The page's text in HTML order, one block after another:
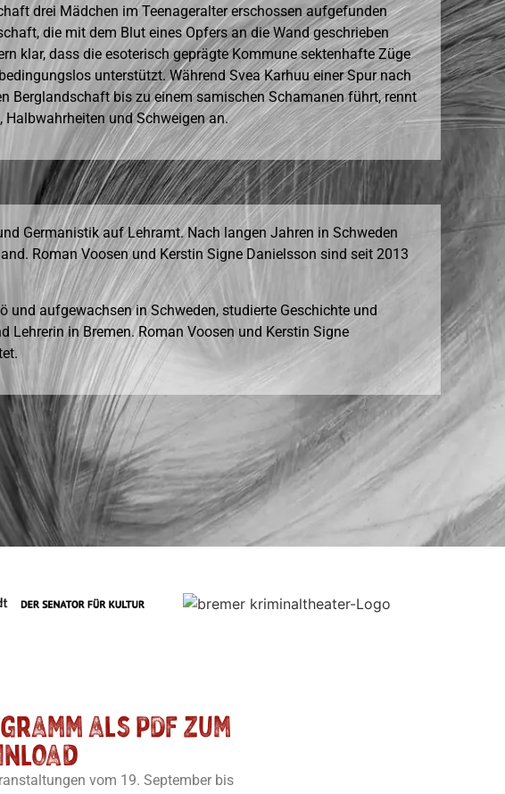
drei Mädchen im Teenageralter erschossen aufgefunden
die mit dem Blut eines Opfers an die Wand geschrieben
klar, dass die esoterisch geprägte Kommune sektenhafte Züge
unterstützt. Während Svea Karhuu einer Spur nach
Berglandschaft bis zu einem samischen Schamanen führt, rennt
Halbwahrheiten und Schweigen an.
Germanistik auf Lehramt. Nach langen Jahren in Schweden
Roman Voosen und Kerstin Signe Danielsson sind seit 2013
und aufgewachsen in Schweden, studierte Geschichte und
Lehrerin in Bremen. Roman Voosen und Kerstin Signe
als PDF zum
vom 19. September bis